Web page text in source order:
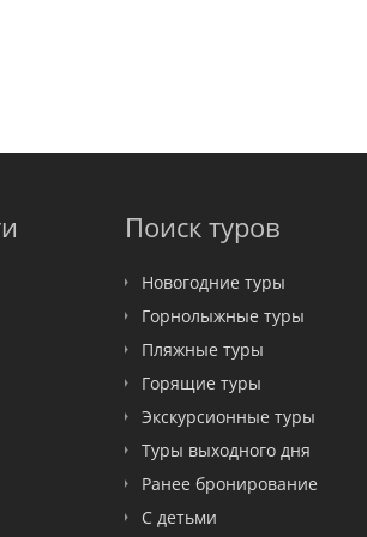
Поиск туров
Новогодние туры
Горнолыжные туры
Пляжные туры
Горящие туры
Экскурсионные туры
Туры выходного дня
Ранее бронирование
С детьми